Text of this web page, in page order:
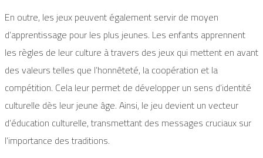
En outre, les jeux peuvent également servir de moyen
d’apprentissage pour les plus jeunes. Les enfants apprennent
les règles de leur culture à travers des jeux qui mettent en avant
des valeurs telles que l’honnêteté, la coopération et la
compétition. Cela leur permet de développer un sens d’identité
culturelle dès leur jeune âge. Ainsi, le jeu devient un vecteur
d’éducation culturelle, transmettant des messages cruciaux sur
l’importance des traditions.